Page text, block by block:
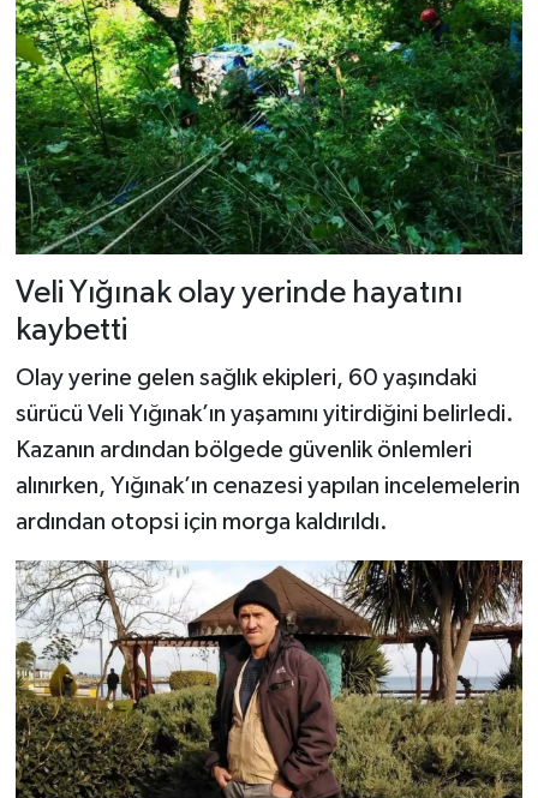
Veli Yığınak olay yerinde hayatını
kaybetti
Olay yerine gelen sağlık ekipleri, 60 yaşındaki
sürücü Veli Yığınak’ın yaşamını yitirdiğini belirledi.
Kazanın ardından bölgede güvenlik önlemleri
alınırken, Yığınak’ın cenazesi yapılan incelemelerin
ardından otopsi için morga kaldırıldı.
Dünya Haberleri
Yerel Haberler
Haber Arşivi